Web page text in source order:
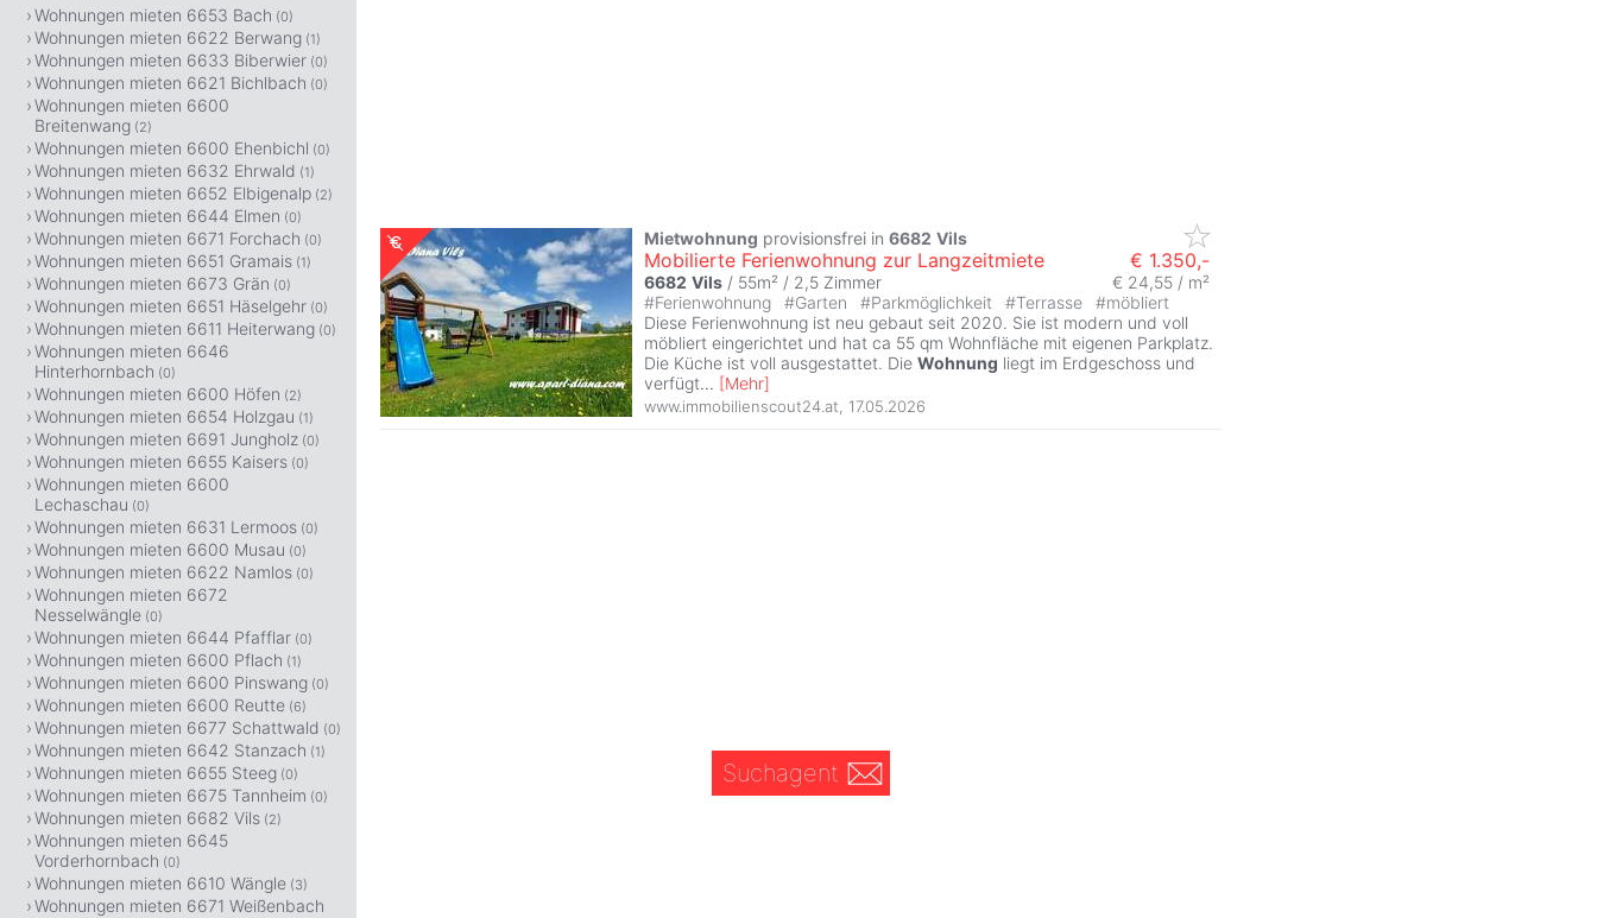
Mietwohnung provisionsfrei in 6682 Vils
Mobilierte Ferienwohnung zur Langzeitmiete € 1.350,-
6682 Vils / 55m² / 2,5 Zimmer
€ 24,55 / m²
#Ferienwohnung #Garten #Parkmöglichkeit #Terrasse #möbliert
Diese Ferienwohnung ist neu gebaut seit 2020. Sie ist modern und voll
möbliert eingerichtet und hat ca 55 qm Wohnfläche mit eigenen Parkplatz.
Die Küche ist voll ausgestattet. Die Wohnung liegt im Erdgeschoss und
verfügt... [Mehr]
www.immobilienscout24.at 17.05.2026
Suchagent
Wohnungen mieten 6653 Bach (0)
Wohnungen mieten 6622 Berwang (1)
Wohnungen mieten 6633 Biberwier (0)
Wohnungen mieten 6621 Bichlbach (0)
Wohnungen mieten 6600
Breitenwang (2)
Wohnungen mieten 6600 Ehenbichl (0)
Wohnungen mieten 6632 Ehrwald (1)
Wohnungen mieten 6652 Elbigenalp (2)
Wohnungen mieten 6644 Elmen (0)
Wohnungen mieten 6671 Forchach (0)
Wohnungen mieten 6651 Gramais (1)
Wohnungen mieten 6673 Grän (0)
Wohnungen mieten 6651 Häselgehr (0)
Wohnungen mieten 6611 Heiterwang (0)
Wohnungen mieten 6646
Hinterhornbach (0)
Wohnungen mieten 6600 Höfen (2)
Wohnungen mieten 6654 Holzgau (1)
Wohnungen mieten 6691 Jungholz (0)
Wohnungen mieten 6655 Kaisers (0)
Wohnungen mieten 6600
Lechaschau (0)
Wohnungen mieten 6631 Lermoos (0)
Wohnungen mieten 6600 Musau (0)
Wohnungen mieten 6622 Namlos (0)
Wohnungen mieten 6672
Nesselwängle (0)
Wohnungen mieten 6644 Pfafflar (0)
Wohnungen mieten 6600 Pflach (1)
Wohnungen mieten 6600 Pinswang (0)
Wohnungen mieten 6600 Reutte (6)
Wohnungen mieten 6677 Schattwald (0)
Wohnungen mieten 6642 Stanzach (1)
Wohnungen mieten 6655 Steeg (0)
Wohnungen mieten 6675 Tannheim (0)
Wohnungen mieten 6682 Vils (2)
Wohnungen mieten 6645
Vorderhornbach (0)
Wohnungen mieten 6610 Wängle (3)
Wohnungen mieten 6671 Weißenbach